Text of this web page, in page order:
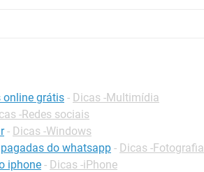
online grátis - Dicas -Multimídia
-Redes sociais
- Dicas -Windows
do whatsapp - Dicas -Fotografia
iphone - Dicas -iPhone